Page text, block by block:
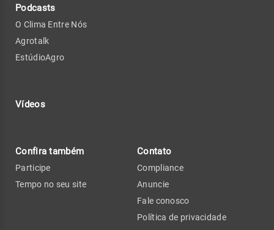
Podcasts
O Clima Entre Nós
Agrotalk
EstúdioAgro
Vídeos
Confira também
Participe
Tempo no seu site
Contato
Compliance
Anuncie
Fale conosco
Política de privacidade